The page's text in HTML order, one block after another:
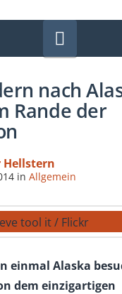
nach
Rande der
Hellstern
in Allgemein
einmal Alaska
dem einzigartigen